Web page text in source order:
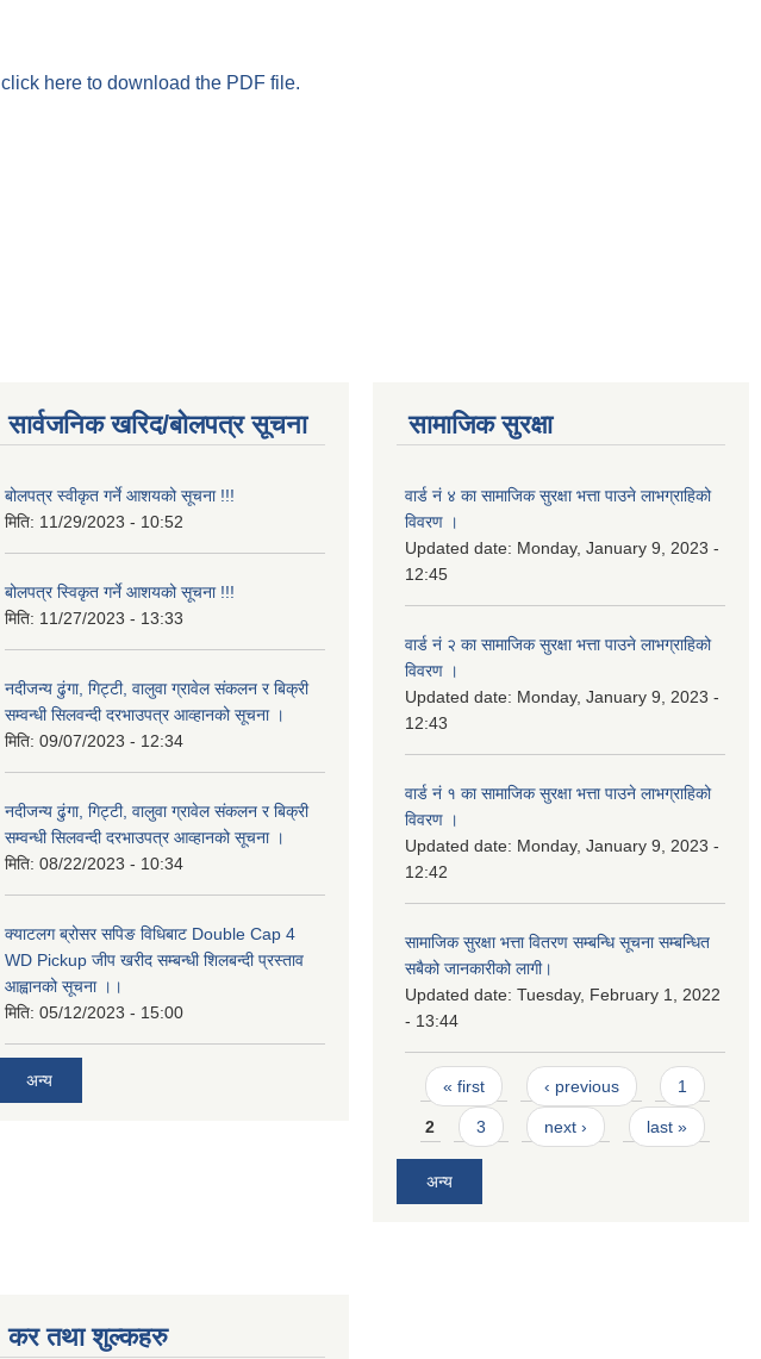
click here to download the PDF file.
सार्वजनिक खरिद/बोलपत्र सूचना
बोलपत्र स्वीकृत गर्ने आशयको सूचना !!!
मिति: 11/29/2023 - 10:52
बोलपत्र स्विकृत गर्ने आशयको सूचना !!!
मिति: 11/27/2023 - 13:33
नदीजन्य ढुंगा, गिट्टी, वालुवा ग्रावेल संकलन र बिक्री
सम्वन्धी सिलवन्दी दरभाउपत्र आव्हानको सूचना ।
मिति: 09/07/2023 - 12:34
नदीजन्य ढुंगा, गिट्टी, वालुवा ग्रावेल संकलन र बिक्री
सम्वन्धी सिलवन्दी दरभाउपत्र आव्हानको सूचना ।
मिति: 08/22/2023 - 10:34
क्याटलग ब्रोसर सपिङ विधिबाट Double Cap 4
WD Pickup जीप खरीद सम्बन्धी शिलबन्दी प्रस्ताव
आह्वानको सूचना ।।
मिति: 05/12/2023 - 15:00
अन्य
सामाजिक सुरक्षा
वार्ड नं ४ का सामाजिक सुरक्षा भत्ता पाउने लाभग्राहिको
विवरण ।
Updated date: Monday, January 9, 2023 -
12:45
वार्ड नं २ का सामाजिक सुरक्षा भत्ता पाउने लाभग्राहिको
विवरण ।
Updated date: Monday, January 9, 2023 -
12:43
वार्ड नं १ का सामाजिक सुरक्षा भत्ता पाउने लाभग्राहिको
विवरण ।
Updated date: Monday, January 9, 2023 -
12:42
सामाजिक सुरक्षा भत्ता वितरण सम्बन्धि सूचना सम्बन्धित
सबैको जानकारीको लागी।
Updated date: Tuesday, February 1, 2022
- 13:44
Pages
« first ‹ previous 1
2 3 next › last »
अन्य
कर तथा शुल्कहरु